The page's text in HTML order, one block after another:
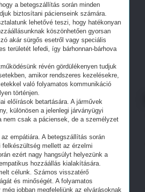
a betegszállítás során minden
biztosítani pácienseink számára.
lehetővé teszi, hogy hatékonyan
köszönhetően gyorsan
akár sürgős esetről vagy speciális
területét lefedi, így bárhonnan-bárhova
révén gördülékenyen tudjuk
amikor rendszeres kezelésekre,
való folyamatos kommunikáció
történjen.
előírások betartására. A járművek
különösen a jelenlegi járványügyi
nem csak a páciensek, de a személyzet
empátiára. A betegszállítás során
mellett az érzelmi
ezért nagy hangsúlyt helyezünk a
hozzáállás kialakítására.
célunk. Számos visszatérő
és minőségét. A folyamatos
jobban megfeleljünk az elvárásoknak